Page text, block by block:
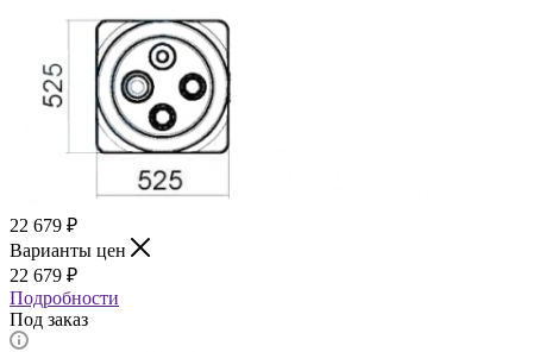
22 679 ₽
Варианты цен
22 679 ₽
Подробности
Под заказ